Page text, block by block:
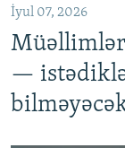
İyul 07, 2026
—